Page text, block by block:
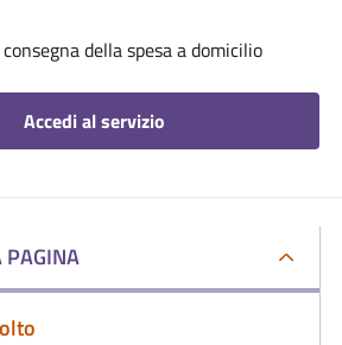
della spesa a domicilio
Accedi al servizio
PAGINA